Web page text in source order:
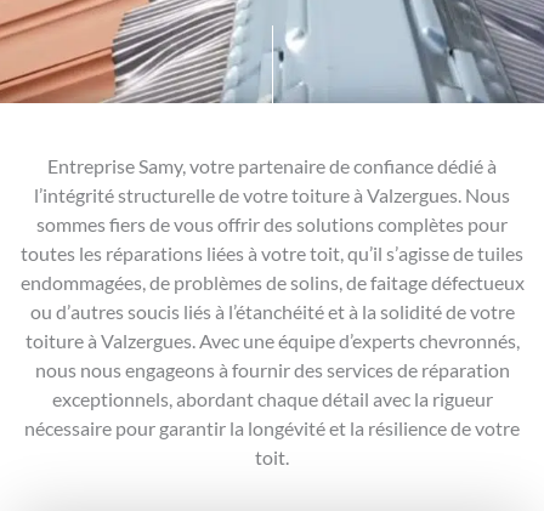
Entreprise Samy, votre partenaire de confiance dédié à
l’intégrité structurelle de votre toiture à Valzergues. Nous
sommes fiers de vous offrir des solutions complètes pour
toutes les réparations liées à votre toit, qu’il s’agisse de tuiles
endommagées, de problèmes de solins, de faitage défectueux
ou d’autres soucis liés à l’étanchéité et à la solidité de votre
toiture à Valzergues. Avec une équipe d’experts chevronnés,
nous nous engageons à fournir des services de réparation
exceptionnels, abordant chaque détail avec la rigueur
nécessaire pour garantir la longévité et la résilience de votre
toit.